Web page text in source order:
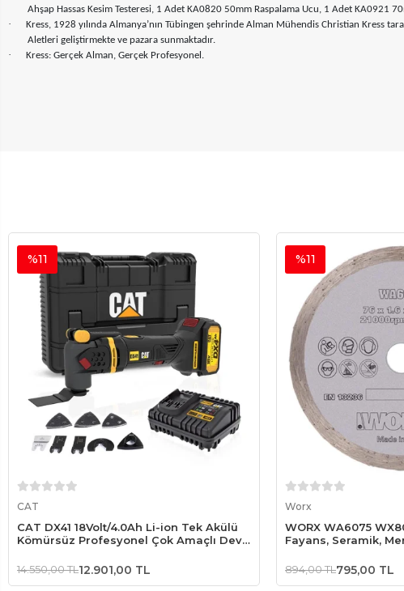
Ahşap Hassas Kesim Testeresi, 1 Adet KA0820 50mm Raspalama Ucu, 1 Adet KA0921
·
Kress, 1928 yılında Almanya’nın Tübingen şehrinde Alman Mühendis Christian Kress
Aletleri geliştirmekte ve pazara sunmaktadır.
· Kress: Gerçek Alman, Gerçek Profesyonel.
CAT
CAT DX41 18Volt/4.0Ah Li-ion Tek Akülü
Kömürsüz Profesyonel Çok Amaçlı Devir
%11
14.550,00 TL12.901,00 TL
Worx
WORX WA6075
Fayans, Seramik,
%11
894,00 TL795,00 TL